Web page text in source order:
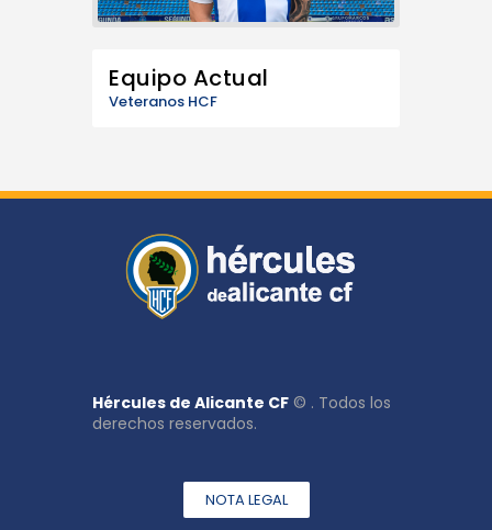
Equipo Actual
Veteranos HCF
Hércules de Alicante CF © . Todos los
derechos reservados.
NOTA LEGAL